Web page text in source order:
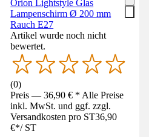
Orion Lightstyle Glas
Lampenschirm Ø 200 mm
Rauch E27
Artikel wurde noch nicht
bewertet.
(0)
Preis — 36,90 € * Alle Preise
inkl. MwSt. und ggf. zzgl.
Versandkosten pro ST36,90
€*/ ST